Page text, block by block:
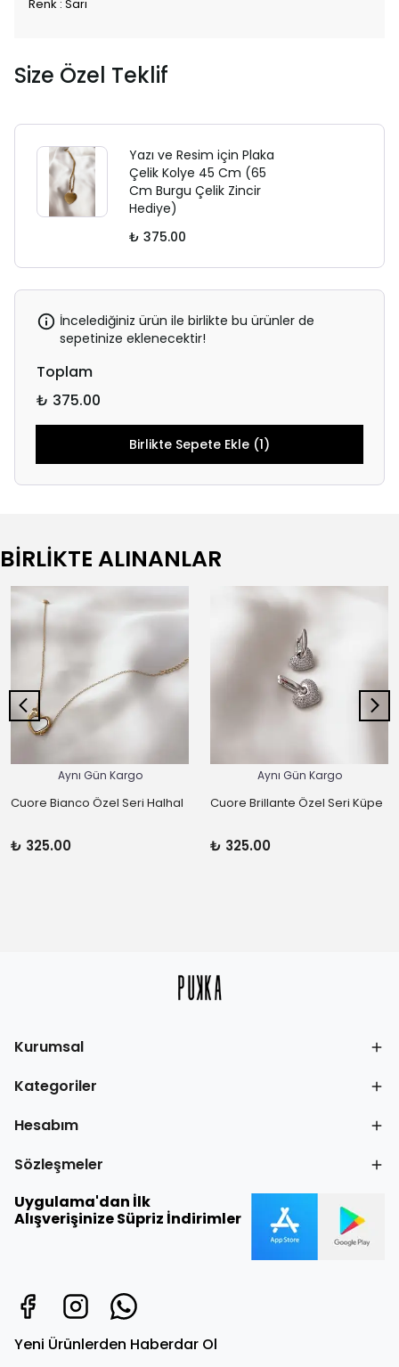
Renk : Sarı
Size Özel Teklif
Yazı ve Resim için Plaka
Çelik Kolye 45 Cm (65
Cm Burgu Çelik Zincir
Hediye)
₺ 375.00
İncelediğiniz ürün ile birlikte bu ürünler de
sepetinize eklenecektir!
Toplam
₺ 375.00
Birlikte Sepete Ekle (1)
BİRLİKTE ALINANLAR
Aynı Gün Kargo
Cuore Bianco Özel Seri Halhal
₺ 325.00
Aynı Gün Kargo
Cuore Brillante Özel Seri Küpe
₺ 325.00
Kurumsal
Kategoriler
Hesabım
Sözleşmeler
Uygulama'dan İlk
Alışverişinize Süpriz İndirimler
Yeni Ürünlerden Haberdar Ol